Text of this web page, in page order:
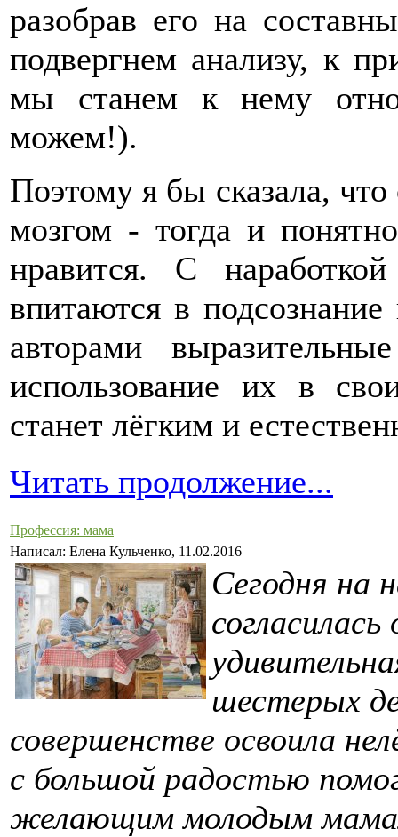
разобрав его на
подвергнем анализу, к
мы станем к нему
можем!).
Поэтому я бы сказала,
мозгом - тогда и
нравится. С
впитаются в
авторами
использование их в
станет лёгким и
Читать продолжение...
Профессия: мама
Написал: Елена Кульченко, 11.02.2016
Сегодня на
шестерых
совершенстве освоила
с большой радостью
желающим молодым